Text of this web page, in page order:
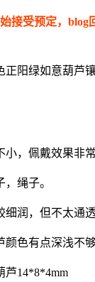
接受预定，blog
正阳绿如意葫芦
，佩戴效果非
绳子。
润，但不太通
色有点深浅不够
芦14*8*4mm